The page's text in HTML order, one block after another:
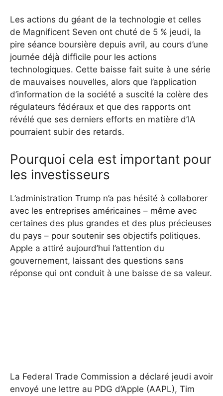
Les actions du géant de la technologie et celles
de Magnificent Seven ont chuté de 5 % jeudi, la
pire séance boursière depuis avril, au cours d’une
journée déjà difficile pour les actions
technologiques. Cette baisse fait suite à une série
de mauvaises nouvelles, alors que l’application
d’information de la société a suscité la colère des
régulateurs fédéraux et que des rapports ont
révélé que ses derniers efforts en matière d’IA
pourraient subir des retards.
Pourquoi cela est important pour
les investisseurs
L’administration Trump n’a pas hésité à collaborer
avec les entreprises américaines – même avec
certaines des plus grandes et des plus précieuses
du pays – pour soutenir ses objectifs politiques.
Apple a attiré aujourd’hui l’attention du
gouvernement, laissant des questions sans
réponse qui ont conduit à une baisse de sa valeur.
La Federal Trade Commission a déclaré jeudi avoir
envoyé une lettre au PDG d’Apple (AAPL), Tim